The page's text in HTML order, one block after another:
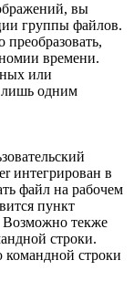
вы
группы файлов.
времени.
или
лишь одним
интегрирован в
файл на рабочем
пункт
текже
строки.
командной строки